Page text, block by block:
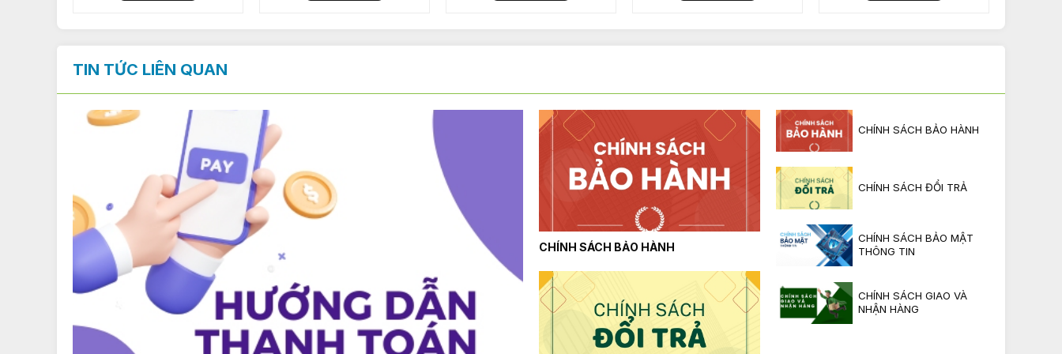
TIN TỨC LIÊN QUAN
CHÍNH SÁCH BẢO HÀNH
CHÍNH SÁCH BẢO HÀNH
CHÍNH SÁCH ĐỔI TRẢ
CHÍNH SÁCH BẢO MẬT
THÔNG TIN
CHÍNH SÁCH GIAO VÀ
NHẬN HÀNG